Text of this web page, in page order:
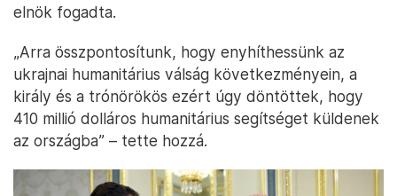
elnök fogadta.
„Arra összpontosítunk, hogy enyhíthessünk az
ukrajnai humanitárius válság következményein, a
király és a trónörökös ezért úgy döntöttek, hogy
410 millió dolláros humanitárius segítséget küldenek
az országba” – tette hozzá.